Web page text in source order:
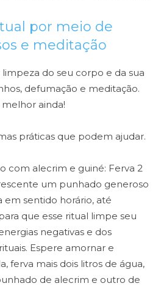
por meio de
e meditação
do seu corpo e da sua
defumação e meditação.
ainda!
práticas que podem ajudar.
com alecrim e guiné: Ferva 2
um punhado generoso
em sentido horário, até
que esse ritual limpe seu
negativas e dos
Espere amornar e
ferva mais dois litros de água,
de alecrim e outro de